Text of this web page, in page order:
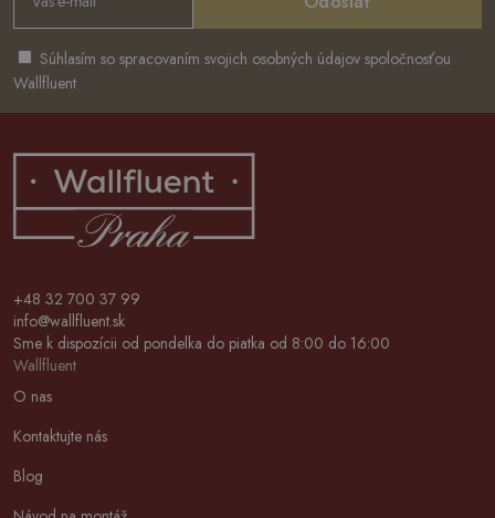
Súhlasím so spracovaním svojich osobných údajov spoločnosťou
Wallfluent
+48 32 700 37 99
info@wallfluent.sk
Sme k dispozícii od pondelka do piatka od 8:00 do 16:00
Wallfluent
O nas
Kontaktujte nás
Blog